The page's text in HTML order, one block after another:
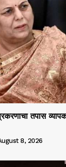
तपास
8, 2026